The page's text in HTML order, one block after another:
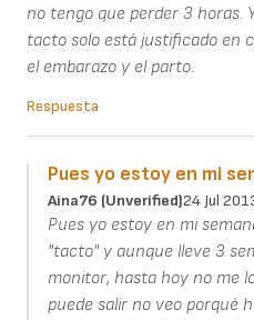
no tengo que perder 3 horas.
tacto solo está justificado en
el embarazo y el parto.
Respuesta
Pues yo estoy en mi
Aina76 (unverified)24 Jul
Pues yo estoy en mi
"tacto" y aunque lleve 3
monitor, hasta hoy no me
puede salir no veo porqué